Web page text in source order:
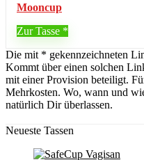
Mooncup
Zur Tasse
Die mit * gekennzeichneten
Kommt über einen solchen
mit einer Provision beteiligt.
Mehrkosten. Wo, wann und
natürlich Dir überlassen.
Neueste Tassen